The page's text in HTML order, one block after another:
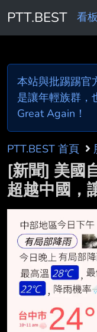
PTT.BEST 看板
本站與批踢踢官
是讓年輕族群，
Great Again！
PTT.BEST 首頁
[新聞] 美國
超越中國，